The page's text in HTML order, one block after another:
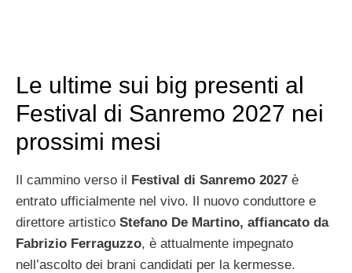
Le ultime sui big presenti al
Festival di Sanremo 2027 nei
prossimi mesi
Il cammino verso il Festival di Sanremo 2027 è
entrato ufficialmente nel vivo. Il nuovo conduttore e
direttore artistico Stefano De Martino, affiancato da
Fabrizio Ferraguzzo, è attualmente impegnato
nell’ascolto dei brani candidati per la kermesse.